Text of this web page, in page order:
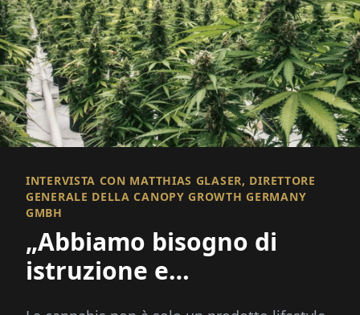
INTERVISTA CON MATTHIAS GLASER, DIRETTORE
GENERALE DELLA CANOPY GROWTH GERMANY
GMBH
„Abbiamo bisogno di
istruzione e